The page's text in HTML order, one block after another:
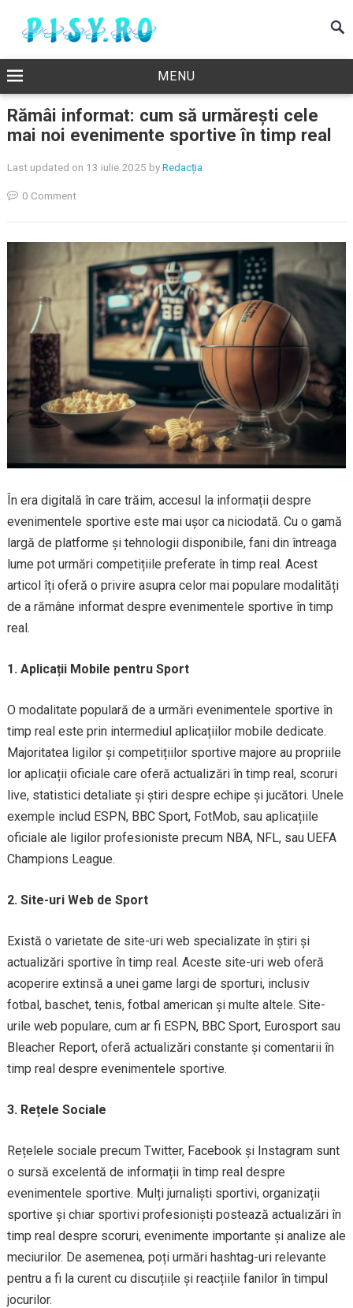
MENU
Rămâi informat: cum să urmărești cele
mai noi evenimente sportive în timp real
Last updated on 13 iulie 2025 byRedacția
0 Comment
În era digitală în care trăim, accesul la informații despre
evenimentele sportive este mai ușor ca niciodată. Cu o gamă
largă de platforme și tehnologii disponibile, fani din întreaga
lume pot urmări competițiile preferate în timp real. Acest
articol îți oferă o privire asupra celor mai populare modalități
de a rămâne informat despre evenimentele sportive în timp
real.
1. Aplicații Mobile pentru Sport
O modalitate populară de a urmări evenimentele sportive în
timp real este prin intermediul aplicațiilor mobile dedicate.
Majoritatea ligilor și competițiilor sportive majore au propriile
lor aplicații oficiale care oferă actualizări în timp real, scoruri
live, statistici detaliate și știri despre echipe și jucători. Unele
exemple includ ESPN, BBC Sport, FotMob, sau aplicațiile
oficiale ale ligilor profesioniste precum NBA, NFL, sau UEFA
Champions League.
2. Site-uri Web de Sport
Există o varietate de site-uri web specializate în știri și
actualizări sportive în timp real. Aceste site-uri web oferă
acoperire extinsă a unei game largi de sporturi, inclusiv
fotbal, baschet, tenis, fotbal american și multe altele. Site-
urile web populare, cum ar fi ESPN, BBC Sport, Eurosport sau
Bleacher Report, oferă actualizări constante și comentarii în
timp real despre evenimentele sportive.
3. Rețele Sociale
Rețelele sociale precum Twitter, Facebook și Instagram sunt
o sursă excelentă de informații în timp real despre
evenimentele sportive. Mulți jurnaliști sportivi, organizații
sportive și chiar sportivi profesioniști postează actualizări în
timp real despre scoruri, evenimente importante și analize ale
meciurilor. De asemenea, poți urmări hashtag-uri relevante
pentru a fi la curent cu discuțiile și reacțiile fanilor în timpul
jocurilor.